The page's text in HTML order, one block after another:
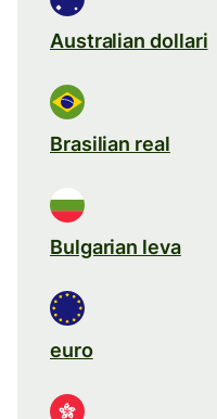
Australian dollari
Brasilian real
Bulgarian leva
euro